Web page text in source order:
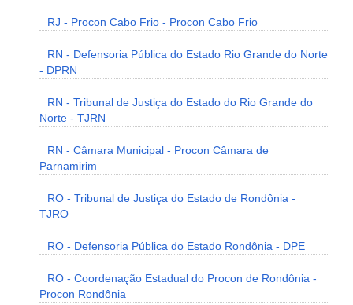
RJ - Procon Cabo Frio - Procon Cabo Frio
RN - Defensoria Pública do Estado Rio Grande do Norte
- DPRN
RN - Tribunal de Justiça do Estado do Rio Grande do
Norte - TJRN
RN - Câmara Municipal - Procon Câmara de
Parnamirim
RO - Tribunal de Justiça do Estado de Rondônia -
TJRO
RO - Defensoria Pública do Estado Rondônia - DPE
RO - Coordenação Estadual do Procon de Rondônia -
Procon Rondônia